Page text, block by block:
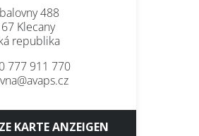
ZUM HERUNTERLADEN
FOTOGALLERIE
488
Klecany
republika
777 911 770
KARTE ANZEIGEN